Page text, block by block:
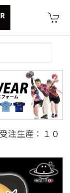
注生産：１０